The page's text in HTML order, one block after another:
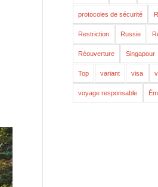
protocoles de sécurité
Restriction Russie
Réouverture Singapour
Top variant visa
voyage responsable